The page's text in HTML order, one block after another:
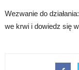
Wezwanie do
we krwi i dowiedz się